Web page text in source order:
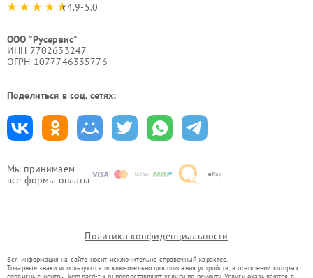
Мы принимаем
все формы оплаты
4.9-5.0
ООО "Русервис"
ИНН 7702633247
ОГРН 1077746335776
Поделиться в соц. сетях:
Политика конфиденциальности
Вся информация на сайте носит исключительно справочный характер.
Товарные знаки используются исключительно для описания устройств, в отношении которых